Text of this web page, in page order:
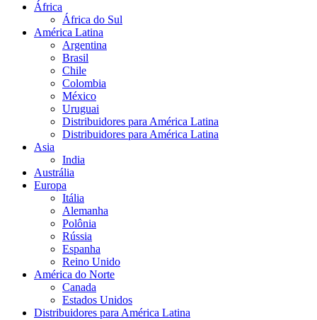
África
África do Sul
América Latina
Argentina
Brasil
Chile
Colombia
México
Uruguai
Distribuidores para América Latina
Distribuidores para América Latina
Asia
India
Austrália
Europa
Itália
Alemanha
Polônia
Rússia
Espanha
Reino Unido
América do Norte
Canada
Estados Unidos
Distribuidores para América Latina